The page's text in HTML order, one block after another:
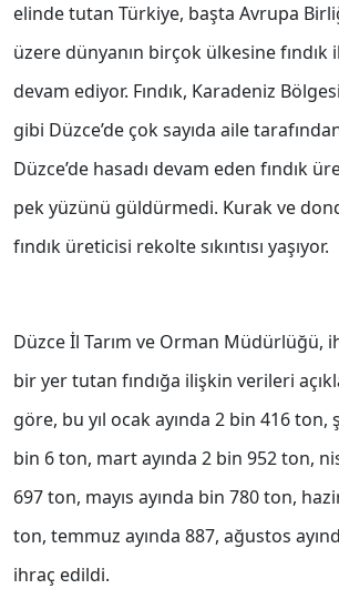
elinde tutan Türkiye, başta Avrupa
üzere dünyanın birçok ülkesine fındık
devam ediyor. Fındık, Karadeniz
gibi Düzce’de çok sayıda aile
Düzce’de hasadı devam eden fındık
pek yüzünü güldürmedi. Kurak ve
fındık üreticisi rekolte sıkıntısı yaşıyor.
Düzce İl Tarım ve Orman Müdürlüğü,
bir yer tutan fındığa ilişkin verileri
göre, bu yıl ocak ayında 2 bin 416 ton,
bin 6 ton, mart ayında 2 bin 952 ton,
697 ton, mayıs ayında bin 780 ton,
ton, temmuz ayında 887, ağustos
ihraç edildi.